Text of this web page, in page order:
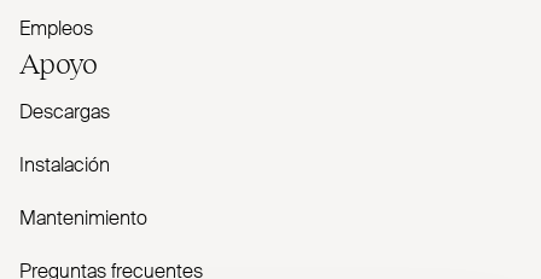
Empleos
Apoyo
Descargas
Instalación
Mantenimiento
Preguntas frecuentes